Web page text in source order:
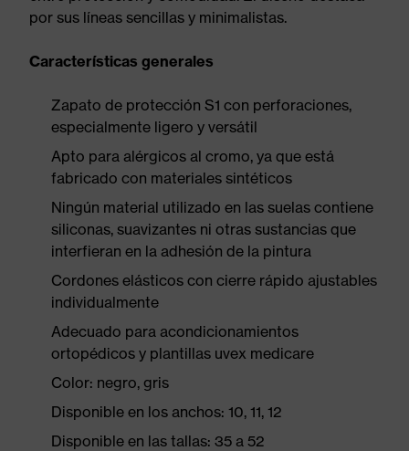
por sus líneas sencillas y minimalistas.
Características generales
Zapato de protección S1 con perforaciones,
especialmente ligero y versátil
Apto para alérgicos al cromo, ya que está
fabricado con materiales sintéticos
Ningún material utilizado en las suelas contiene
siliconas, suavizantes ni otras sustancias que
interfieran en la adhesión de la pintura
Cordones elásticos con cierre rápido ajustables
individualmente
Adecuado para acondicionamientos
ortopédicos y plantillas uvex medicare
Color: negro, gris
Disponible en los anchos: 10, 11, 12
Disponible en las tallas: 35 a 52